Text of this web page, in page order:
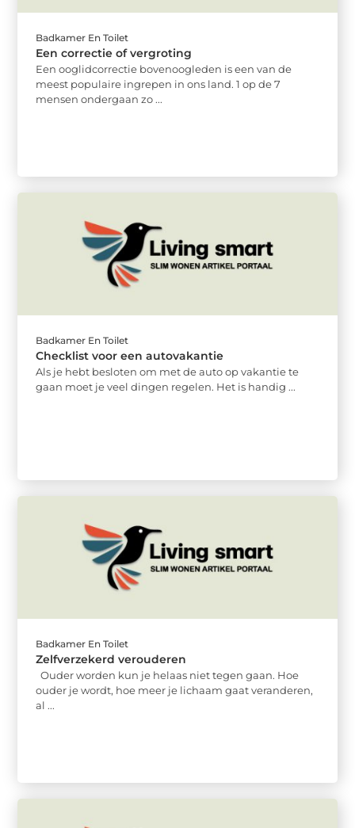
Badkamer En Toilet
Een correctie of vergroting
Een ooglidcorrectie bovenoogleden is een van de
meest populaire ingrepen in ons land. 1 op de 7
mensen ondergaan zo ...
Badkamer En Toilet
Checklist voor een autovakantie
Als je hebt besloten om met de auto op vakantie te
gaan moet je veel dingen regelen. Het is handig ...
Badkamer En Toilet
Zelfverzekerd verouderen
Ouder worden kun je helaas niet tegen gaan. Hoe
ouder je wordt, hoe meer je lichaam gaat veranderen,
al ...